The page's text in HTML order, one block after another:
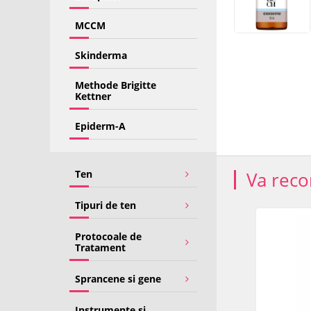
MCCM
Skinderma
Methode Brigitte
Kettner
Epiderm-A
Ten
Tipuri de ten
Protocoale de
Tratament
Sprancene si gene
Va
TRANSPORT
GRATUIT